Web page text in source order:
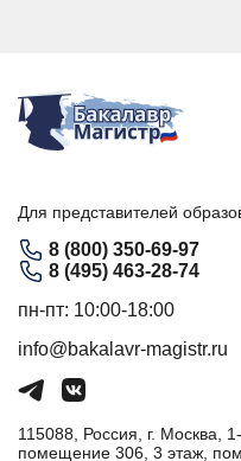
Для представителей
8 (800) 350-69-97
8 (495) 463-28-74
пн-пт: 10:00-18:00
info@bakalavr-magistr.ru
115088, Россия, г. Москва,
помещение 306, 3 этаж,